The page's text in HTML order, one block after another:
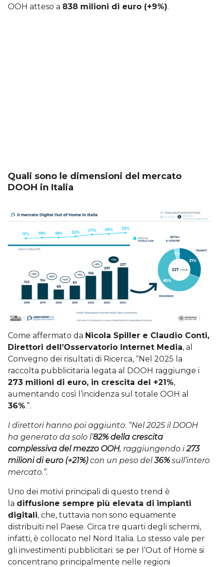
OOH atteso a 838 milioni di euro (+9%).
Quali sono le dimensioni del mercato
DOOH in Italia
Come affermato da Nicola Spiller e Claudio Conti,
Direttori dell’Osservatorio Internet Media, al
Convegno dei risultati di Ricerca, “Nel 2025 la
raccolta pubblicitaria legata al DOOH raggiunge i
273 milioni di euro, in crescita del +21%,
aumentando così l’incidenza sul totale OOH al
36%.”.
I direttori hanno poi aggiunto: “Nel 2025 il DOOH
ha generato da solo l’82% della crescita
complessiva del mezzo OOH, raggiungendo i273
milioni di euro (+21%)con un peso del36% sull’intero
mercato.”.
Uno dei motivi principali di questo trend è
la diffusione sempre più elevata di impianti
digitali, che, tuttavia non sono equamente
distribuiti nel Paese. Circa tre quarti degli schermi,
infatti, è collocato nel Nord Italia. Lo stesso vale per
gli investimenti pubblicitari: se per l’Out of Home si
concentrano principalmente nelle regioni